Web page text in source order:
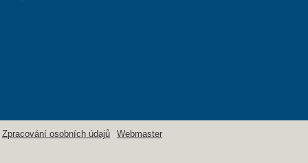
Zpracování osobních údajů Webmaster